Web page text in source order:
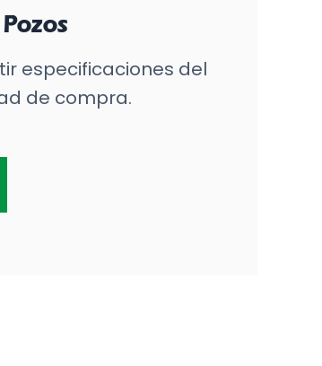
especificaciones del
de compra.